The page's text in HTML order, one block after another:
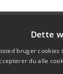
Dette
bruger
du alle